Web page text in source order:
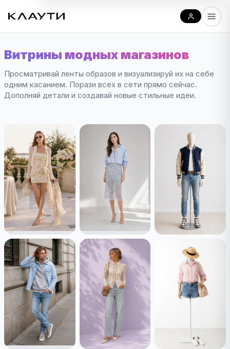
Витрины модных магазинов
Просматривай ленты образов и визуализируй их на себе
одним касанием. Порази всех в сети прямо сейчас.
Дополняй детали и создавай новые стильные идеи.